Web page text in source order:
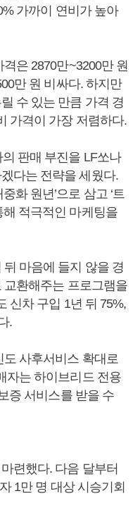
가까이 연비가 높아
은 2870만~3200만 원
만 원 비싸다. 하지만
수 있는 만큼 가격 경
가격이 가장 저렴하다.
판매 부진을 LF쏘나
다는 전략을 세웠다.
화 원년’으로 삼고 ‘트
해 적극적인 마케팅을
마음에 들지 않을 경
교환해주는 프로그램을
신차 구입 1년 뒤 75%,
.
사후서비스 확대로
자는 하이브리드 전용
증 서비스를 받을 수
련했다. 다음 달부터
1만 명 대상 시승기회